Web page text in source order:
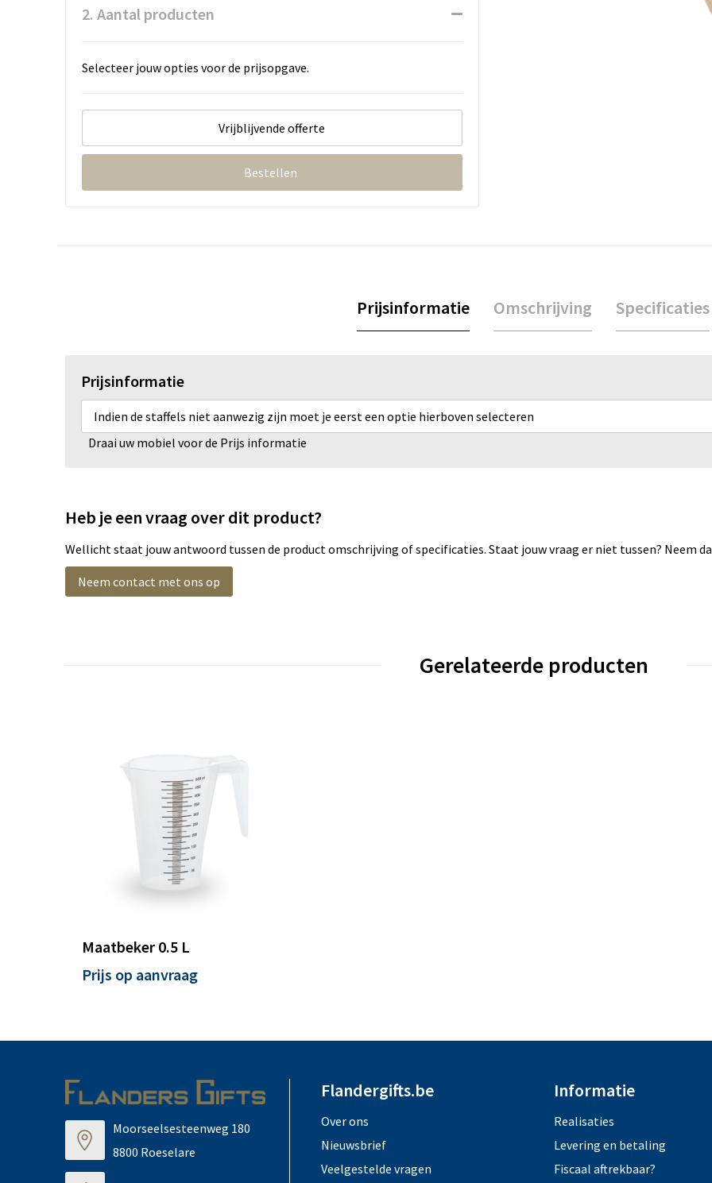
2. Aantal producten
Selecteer jouw opties voor de prijsopgave.
Vrijblijvende offerte
Bestellen
Prijsinformatie Omschrijving Specificaties
Prijsinformatie
Indien de staffels niet aanwezig zijn moet je eerst een optie hierboven selecteren
Draai uw mobiel voor de Prijs informatie
Heb je een vraag over dit product?
Wellicht staat jouw antwoord tussen de product omschrijving of specificaties. Staat jouw vraag er niet tussen? Neem
Neem contact met ons op
Gerelateerde producten
Maatbeker 0.5 L
Prijs op aanvraag
Moorseelsesteenweg 180
8800 Roeselare
Flandergifts.be
Over ons
Nieuwsbrief
Veelgestelde vragen
Informatie
Realisaties
Levering en betaling
Fiscaal aftrekbaar?